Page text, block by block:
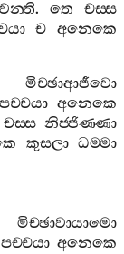
.තෙ
චස‍්ස
ච
අනෙකෙ
මිච‍්ඡාආජීවො
අනෙකෙ
චස‍්ස නිජ‍්ජිණ‍්ණා
කුසලා ධම‍්මා
මිච‍්ඡාවායාමො
අනෙකෙ